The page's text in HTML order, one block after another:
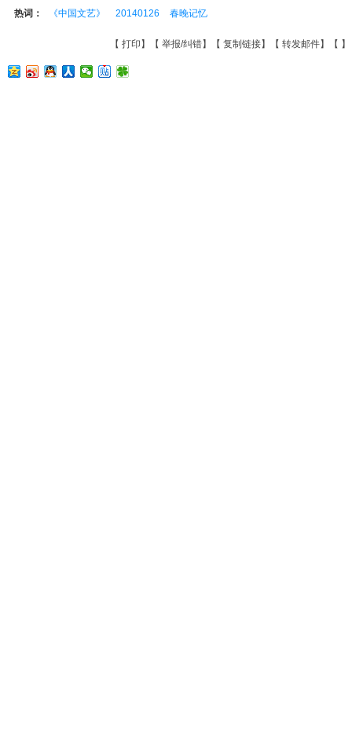
热词： 《中国文艺》 20140126 春晚记忆
【 打印 】【 举报/纠错】【 复制链接】【 转发邮件】【 】